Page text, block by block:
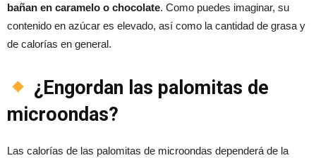
bañan en caramelo o chocolate. Como puedes imaginar, su
contenido en azúcar es elevado, así como la cantidad de grasa y
de calorías en general.
¿Engordan las palomitas de
microondas?
Las calorías de las palomitas de microondas dependerá de la